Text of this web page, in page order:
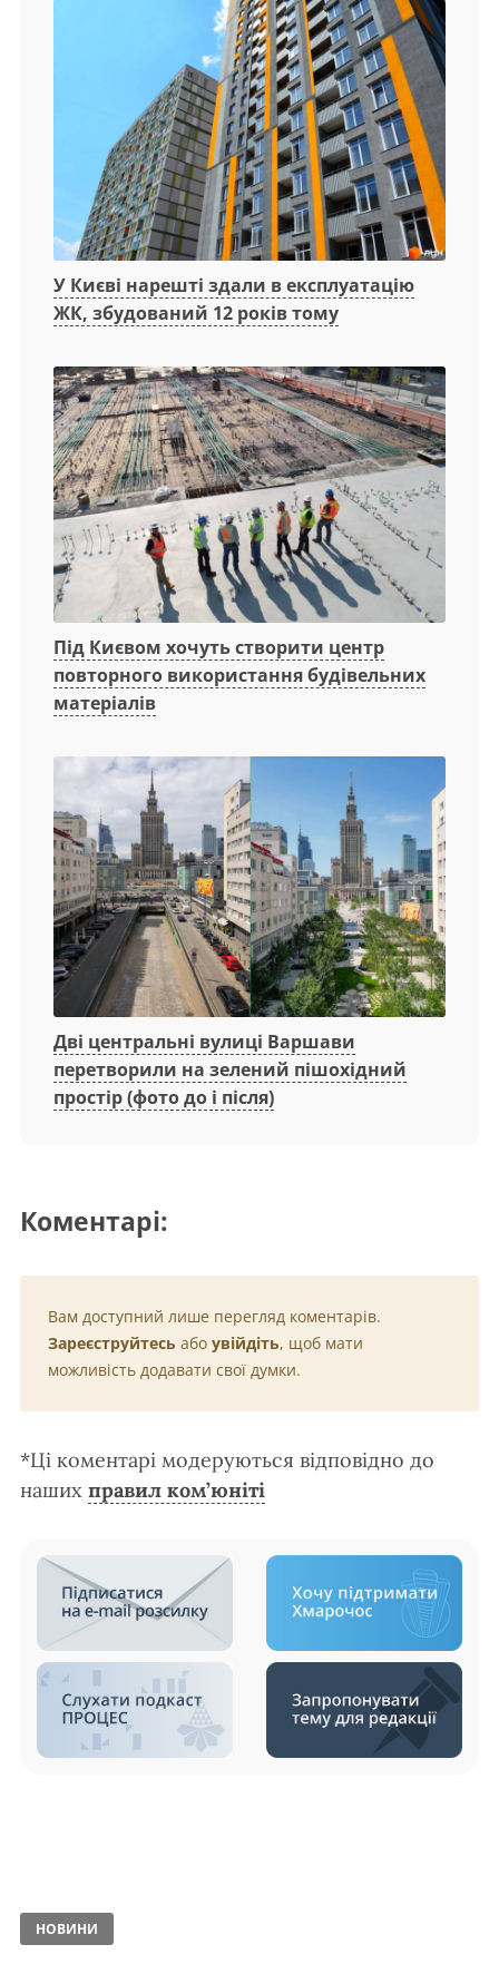
У Києві нарешті здали в експлуатацію
ЖК, збудований 12 років тому
Під Києвом хочуть створити центр
повторного використання будівельних
матеріалів
Дві центральні вулиці Варшави
перетворили на зелений пішохідний
простір (фото до і після)
Коментарі:
Вам доступний лише перегляд коментарів.
Зареєструйтесь або увійдіть, щоб мати
можливість додавати свої думки.
*Ці коментарі модеруються відповідно до
наших правил ком’юніті
НОВИНИ